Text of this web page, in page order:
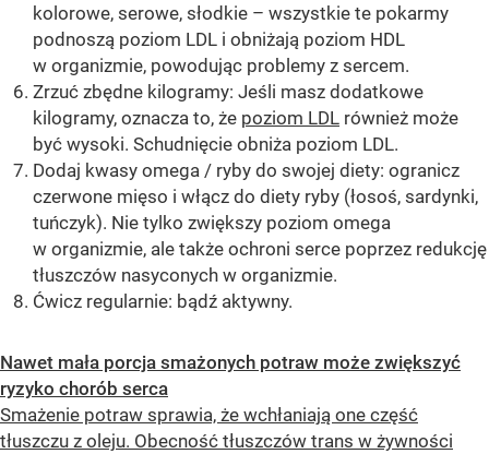
kolorowe, serowe, słodkie – wszystkie te pokarmy
podnoszą poziom LDL i obniżają poziom HDL
w organizmie, powodując problemy z sercem.
Zrzuć zbędne kilogramy: Jeśli masz dodatkowe
kilogramy, oznacza to, że poziom LDL również może
być wysoki. Schudnięcie obniża poziom LDL.
Dodaj kwasy omega / ryby do swojej diety: ogranicz
czerwone mięso i włącz do diety ryby (łosoś, sardynki,
tuńczyk). Nie tylko zwiększy poziom omega
w organizmie, ale także ochroni serce poprzez redukcję
tłuszczów nasyconych w organizmie.
Ćwicz regularnie: bądź aktywny.
Nawet mała porcja smażonych potraw może zwiększyć
ryzyko chorób serca
Smażenie potraw sprawia, że wchłaniają one część
tłuszczu z oleju. Obecność tłuszczów trans w żywności